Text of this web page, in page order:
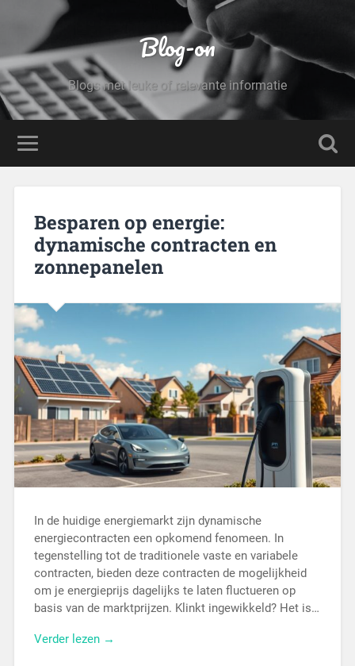
Blog-on
Blogs met leuke of relevante informatie
Besparen op energie:
dynamische contracten en
zonnepanelen
In de huidige energiemarkt zijn dynamische
energiecontracten een opkomend fenomeen. In
tegenstelling tot de traditionele vaste en variabele
contracten, bieden deze contracten de mogelijkheid
om je energieprijs dagelijks te laten fluctueren op
basis van de marktprijzen. Klinkt ingewikkeld? Het is…
Verder lezen →